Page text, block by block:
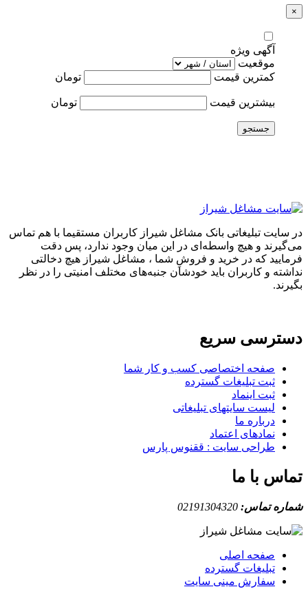
×
آگهی ویژه
موقعیت
کمترین قیمت
تومان
بیشترین قیمت تومان
جستجو
در سایت تبلیغاتی بانک مشاغل شیراز کاربران مستقیما با هم تماس
می‌گیرند و هیچ واسطه‌ای در این میان وجود ندارد، پس دقت
فرمایید که در خرید و فروشِ شما ، مشاغل شیراز هیچ دخالتی
نداشته و کاربران باید خودشان جنبه‌های مختلف امنیتی را در نظر
بگیرند.
دسترسی سریع
صفحه اختصاصی کسب و کار شما
ثبت تبلیغات گسترده
ثبت اینماد
لیست سایتهای تبلیغاتی
درباره ما
نمادهای اعتماد
طراحی سایت : ققنوس پارس
تماس با ما
شماره تماس: 02191304320
صفحه اصلی
تبلیغات گسترده
سفارش مینی سایت